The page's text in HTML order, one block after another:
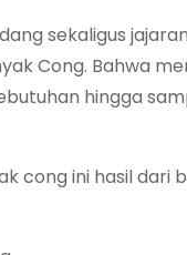
sekaligus
Cong. Bahwa
hingga
cong ini hasil dari